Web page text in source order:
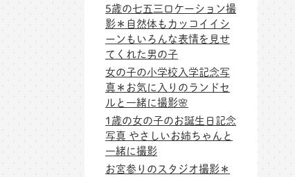
5歳の七五三ロケーション撮
影＊自然体もカッコイイシ
ーンもいろんな表情を見せ
てくれた男の子
女の子の小学校入学記念写
真＊お気に入りのランドセ
ルと一緒に撮影🌸
1歳の女の子のお誕生日記念
写真 やさしいお姉ちゃんと
一緒に撮影
お宮参りのスタジオ撮影＊